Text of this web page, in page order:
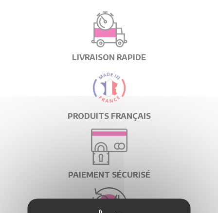
LIVRAISON RAPIDE
PRODUITS FRANÇAIS
PAIEMENT SÉCURISÉ